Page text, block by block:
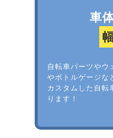
車
自転車パーツやウ
やボトルゲージな
カスタムした自転
ります！